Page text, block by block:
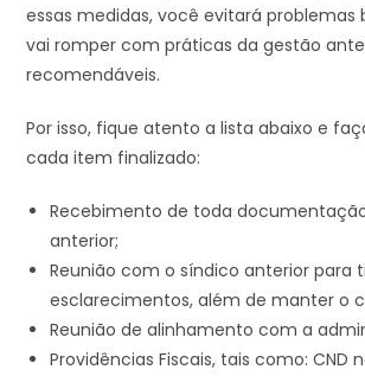
essas medidas, você evitará problemas
vai romper com práticas da gestão
recomendáveis.
Por isso, fique atento a lista abaixo e
cada item finalizado:
Recebimento de toda
anterior;
Reunião com o síndico anterior para
esclarecimentos, além de manter o
Reunião de alinhamento com a
Providências Fiscais, tais como: CND